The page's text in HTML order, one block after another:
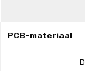
PCB-materiaal